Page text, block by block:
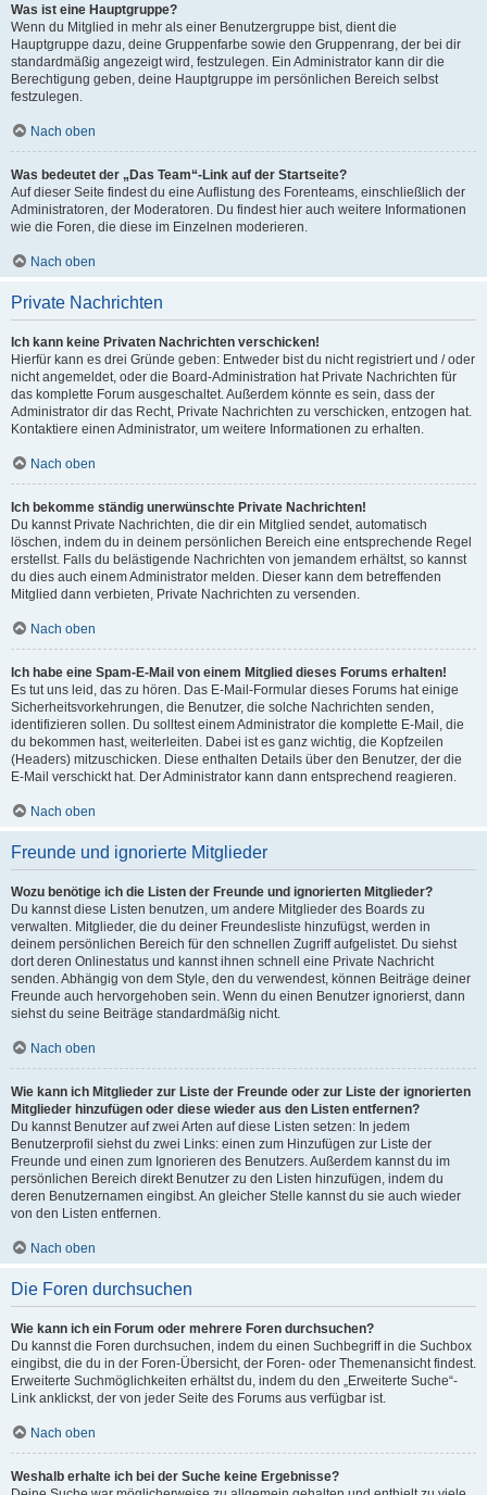
Was ist eine Hauptgruppe?
Wenn du Mitglied in mehr als einer Benutzergruppe bist, dient die
Hauptgruppe dazu, deine Gruppenfarbe sowie den Gruppenrang, der bei dir
standardmäßig angezeigt wird, festzulegen. Ein Administrator kann dir die
Berechtigung geben, deine Hauptgruppe im persönlichen Bereich selbst
festzulegen.
Nach oben
Was bedeutet der „Das Team“-Link auf der Startseite?
Auf dieser Seite findest du eine Auflistung des Forenteams, einschließlich der
Administratoren, der Moderatoren. Du findest hier auch weitere Informationen
wie die Foren, die diese im Einzelnen moderieren.
Nach oben
Private Nachrichten
Ich kann keine Privaten Nachrichten verschicken!
Hierfür kann es drei Gründe geben: Entweder bist du nicht registriert und / oder
nicht angemeldet, oder die Board-Administration hat Private Nachrichten für
das komplette Forum ausgeschaltet. Außerdem könnte es sein, dass der
Administrator dir das Recht, Private Nachrichten zu verschicken, entzogen hat.
Kontaktiere einen Administrator, um weitere Informationen zu erhalten.
Nach oben
Ich bekomme ständig unerwünschte Private Nachrichten!
Du kannst Private Nachrichten, die dir ein Mitglied sendet, automatisch
löschen, indem du in deinem persönlichen Bereich eine entsprechende Regel
erstellst. Falls du belästigende Nachrichten von jemandem erhältst, so kannst
du dies auch einem Administrator melden. Dieser kann dem betreffenden
Mitglied dann verbieten, Private Nachrichten zu versenden.
Nach oben
Ich habe eine Spam-E-Mail von einem Mitglied dieses Forums erhalten!
Es tut uns leid, das zu hören. Das E-Mail-Formular dieses Forums hat einige
Sicherheitsvorkehrungen, die Benutzer, die solche Nachrichten senden,
identifizieren sollen. Du solltest einem Administrator die komplette E-Mail, die
du bekommen hast, weiterleiten. Dabei ist es ganz wichtig, die Kopfzeilen
(Headers) mitzuschicken. Diese enthalten Details über den Benutzer, der die
E-Mail verschickt hat. Der Administrator kann dann entsprechend reagieren.
Nach oben
Freunde und ignorierte Mitglieder
Wozu benötige ich die Listen der Freunde und ignorierten Mitglieder?
Du kannst diese Listen benutzen, um andere Mitglieder des Boards zu
verwalten. Mitglieder, die du deiner Freundesliste hinzufügst, werden in
deinem persönlichen Bereich für den schnellen Zugriff aufgelistet. Du siehst
dort deren Onlinestatus und kannst ihnen schnell eine Private Nachricht
senden. Abhängig von dem Style, den du verwendest, können Beiträge deiner
Freunde auch hervorgehoben sein. Wenn du einen Benutzer ignorierst, dann
siehst du seine Beiträge standardmäßig nicht.
Nach oben
Wie kann ich Mitglieder zur Liste der Freunde oder zur Liste der ignorierten
Mitglieder hinzufügen oder diese wieder aus den Listen entfernen?
Du kannst Benutzer auf zwei Arten auf diese Listen setzen: In jedem
Benutzerprofil siehst du zwei Links: einen zum Hinzufügen zur Liste der
Freunde und einen zum Ignorieren des Benutzers. Außerdem kannst du im
persönlichen Bereich direkt Benutzer zu den Listen hinzufügen, indem du
deren Benutzernamen eingibst. An gleicher Stelle kannst du sie auch wieder
von den Listen entfernen.
Nach oben
Die Foren durchsuchen
Wie kann ich ein Forum oder mehrere Foren durchsuchen?
Du kannst die Foren durchsuchen, indem du einen Suchbegriff in die Suchbox
eingibst, die du in der Foren-Übersicht, der Foren- oder Themenansicht findest.
Erweiterte Suchmöglichkeiten erhältst du, indem du den „Erweiterte Suche“-
Link anklickst, der von jeder Seite des Forums aus verfügbar ist.
Nach oben
Weshalb erhalte ich bei der Suche keine Ergebnisse?